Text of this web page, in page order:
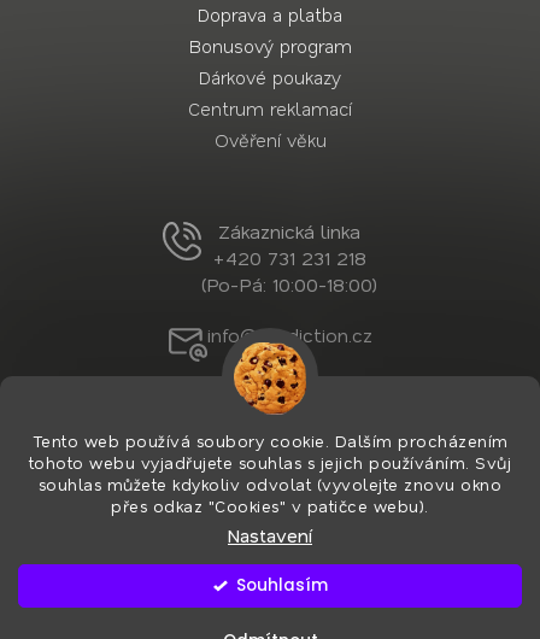
Tento web používá soubory cookie. Dalším procházením
tohoto webu vyjadřujete souhlas s jejich používáním. Svůj
souhlas můžete kdykoliv odvolat (vyvolejte znovu okno
přes odkaz "Cookies" v patičce webu).
Nastavení
Souhlasím
Doprava a platba
Bonusový program
Dárkové poukazy
Centrum reklamací
Ověření věku
Zákaznická linka
+420 731 231 218
(Po-Pá: 10:00-18:00)
info@nordiction.cz
Vytvořil Shoptet Premium
Copyright 2026Nordiction.cz. Všechna práva
Upravit nastavení cookies